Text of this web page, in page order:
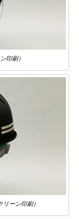
印刷）
ーン印刷）